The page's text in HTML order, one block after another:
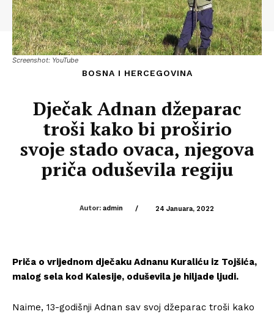
Screenshot: YouTube
BOSNA I HERCEGOVINA
Dječak Adnan džeparac
troši kako bi proširio
svoje stado ovaca, njegova
priča oduševila regiju
Autor: admin / 24 Januara, 2022
Priča o vrijednom dječaku Adnanu Kuraliću iz Tojšića,
malog sela kod Kalesije, oduševila je hiljade ljudi.
Naime, 13-godišnji Adnan sav svoj džeparac troši kako